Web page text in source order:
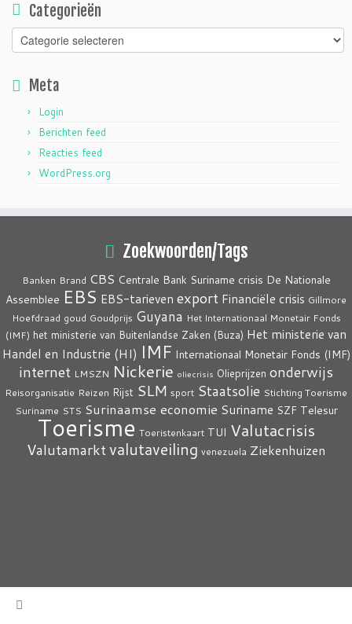
Categorieën
Categorieën
Meta
Login
Berichten feed
Reacties feed
WordPress.org
Zoekwoorden/Tags
Banken Brand CBS Centrale Bank Suriname crisis De Nationale
Assemblee EBS EBS-tarieven export Financiële crisis Gillmore
Hoefdraad goud Goudprijs Guyana Het Internationaal Monetair Fonds
(IMF) het ministerie van Buitenlandse Zaken (Buza) Het ministerie van
Handel en Industrie (HI) IMF Internationaal Monetair Fonds (IMF)
internet LMSZN Nickerie oliecrisis Olieprijzen onderwijs
Reisorganisatie Reizen Rijst SLM sport Staatsolie Stichting Toerisme
Suriname STS Surinaamse economie Suriname SZF Telesur
Toerisme Toeristenkaart TUI Valutacrisis
Valutamarktvalutaveiling venezuela Ziekenhuizen